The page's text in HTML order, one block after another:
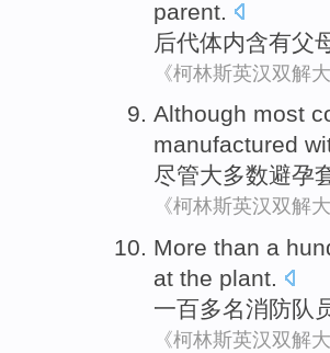
parent
后代体内含有父
《柯林斯英汉双解
Although most
manufactured
尽管大多数避孕
《柯林斯英汉双解
More than a
at the plant.
一百多名消防队
《柯林斯英汉双解